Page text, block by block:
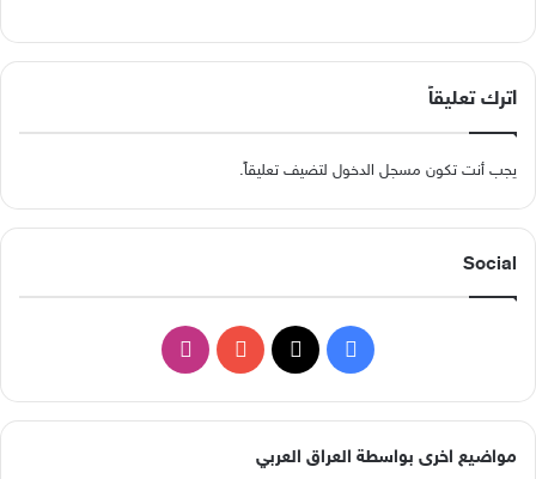
اترك تعليقاً
يجب أنت تكون مسجل الدخول لتضيف تعليقاً.
Social
ي
س
X
Y
ن
مواضيع اخرى بواسطة العراق العربي